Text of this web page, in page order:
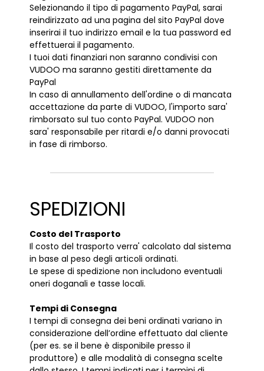
Selezionando il tipo di pagamento PayPal, sarai
reindirizzato ad una pagina del sito PayPal dove
inserirai il tuo indirizzo email e la tua password ed
effettuerai il pagamento.
I tuoi dati finanziari non saranno condivisi con
VUDOO ma saranno gestiti direttamente da
PayPal
In caso di annullamento dell'ordine o di mancata
accettazione da parte di VUDOO, l'importo sara'
rimborsato sul tuo conto PayPal. VUDOO non
sara' responsabile per ritardi e/o danni provocati
in fase di rimborso.
SPEDIZIONI
Costo del Trasporto
Il costo del trasporto verra' calcolato dal sistema
in base al peso degli articoli ordinati.
Le spese di spedizione non includono eventuali
oneri doganali e tasse locali.
Tempi di Consegna
I tempi di consegna dei beni ordinati variano in
considerazione dell’ordine effettuato dal cliente
(per es. se il bene è disponibile presso il
produttore) e alle modalità di consegna scelte